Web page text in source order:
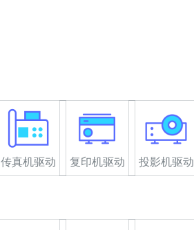
传真机驱动 复印机驱动 投影机驱动